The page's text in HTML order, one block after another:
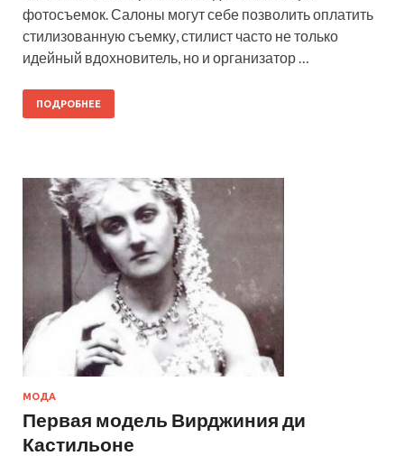
фотосъемок. Салоны могут себе позволить оплатить
стилизованную съемку, стилист часто не только
идейный вдохновитель, но и организатор …
ПОДРОБНЕЕ
МОДА
Первая модель Вирджиния ди
Кастильоне